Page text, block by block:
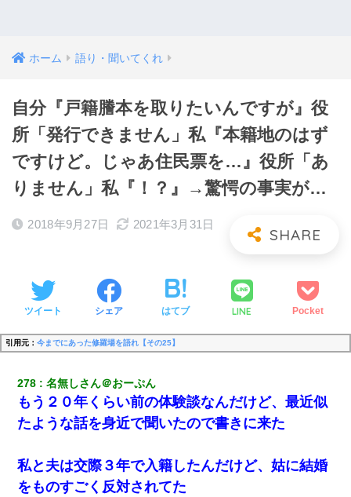
ホーム 語り・聞いてくれ
自分『戸籍謄本を取りたいんですが』役
所「発行できません」私『本籍地のはず
ですけど。じゃあ住民票を…』役所「あ
りません」私『！？』→驚愕の事実が…
2018年9月27日 2021年3月31日
ツイート シェア はてブ LINE Pocket
引用元： 今までにあった修羅場を語れ【その25】
278 名無しさん＠おーぷん
もう２０年くらい前の体験談なんだけど、最近似
たような話を身近で聞いたので書きに来た
私と夫は交際３年で入籍したんだけど、姑に結婚
をものすごく反対されてた